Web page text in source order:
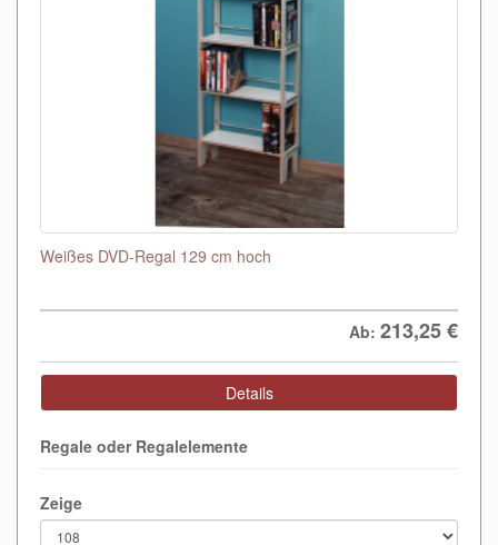
Weißes DVD-Regal 129 cm hoch
Ab: 213,25€
Details
Regale oder Regalelemente
Zeige